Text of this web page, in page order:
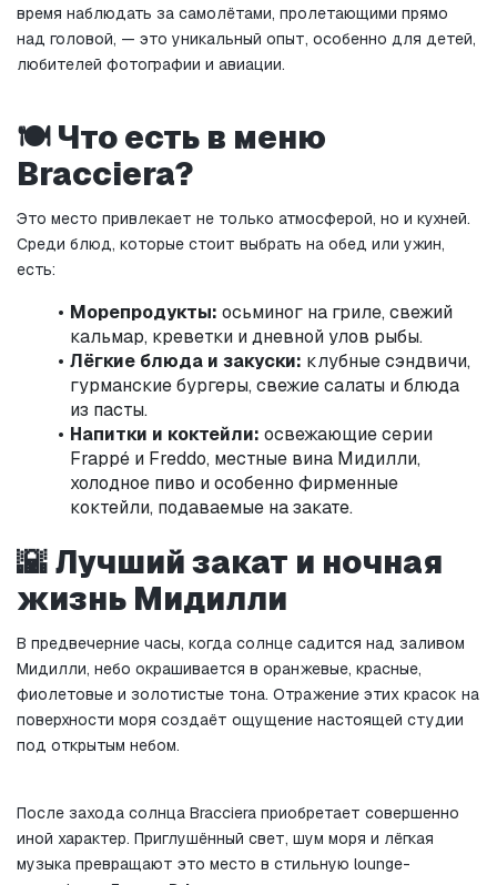
время наблюдать за самолётами, пролетающими прямо
над головой, — это уникальный опыт, особенно для детей,
любителей фотографии и авиации.
🍽️ Что есть в меню
Bracciera?
Это место привлекает не только атмосферой, но и кухней.
Среди блюд, которые стоит выбрать на обед или ужин,
есть:
Морепродукты: осьминог на гриле, свежий
кальмар, креветки и дневной улов рыбы.
Лёгкие блюда и закуски: клубные сэндвичи,
гурманские бургеры, свежие салаты и блюда
из пасты.
Напитки и коктейли: освежающие серии
Frappé и Freddo, местные вина Мидилли,
холодное пиво и особенно фирменные
коктейли, подаваемые на закате.
🌇 Лучший закат и ночная
жизнь Мидилли
В предвечерние часы, когда солнце садится над заливом
Мидилли, небо окрашивается в оранжевые, красные,
фиолетовые и золотистые тона. Отражение этих красок на
поверхности моря создаёт ощущение настоящей студии
под открытым небом.
После захода солнца Bracciera приобретает совершенно
иной характер. Приглушённый свет, шум моря и лёгкая
музыка превращают это место в стильную lounge-